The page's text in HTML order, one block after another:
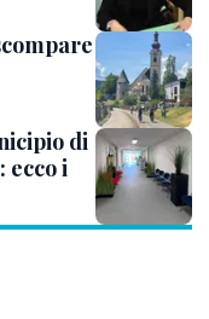
di
ecco i